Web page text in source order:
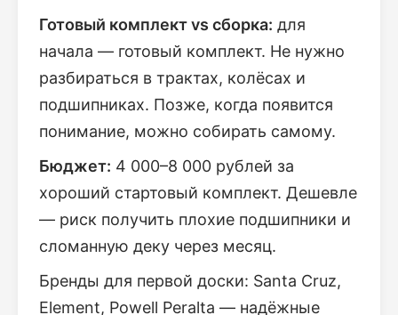
Готовый комплект vs сборка: для
начала — готовый комплект. Не нужно
разбираться в трактах, колёсах и
подшипниках. Позже, когда появится
понимание, можно собирать самому.
Бюджет: 4 000–8 000 рублей за
хороший стартовый комплект. Дешевле
— риск получить плохие подшипники и
сломанную деку через месяц.
Бренды для первой доски: Santa Cruz,
Element, Powell Peralta — надёжные